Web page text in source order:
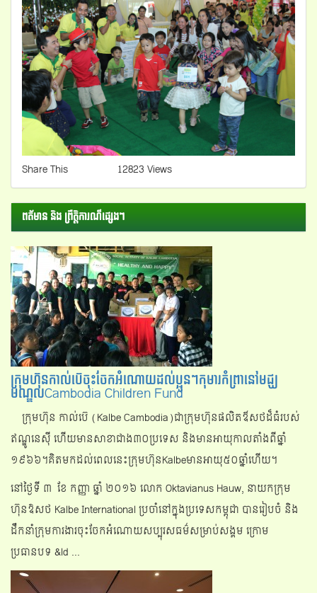
Share This 12823 Views
ពត័មាន និង ព្រឺត្តិការណ៏ផ្សេងៗ
ក្រុមហ៊ុនកាល់ប៊េចុះចែកអំណោយដល់ប្អូនៗកុមារកំព្រានៅមជ្ឃ
មណ្ឌលCambodia Children Fund
ក្រុមហ៊ុន កាល់ប៊េ (Kalbe Cambodia)ជាក្រុមហ៊ុនផលិតឳសថដ៏ធំរបស់
ឥណ្ឌូនេស៊ី ហើយមានសាខាជាង៣០ប្រទេស និង​មានអាយុកាលតាំងពីឆ្នាំ
១៩៦៦។គិតមកដល់ពេលនេះក្រុមហ៊ុនKalbeមានអាយុ៥០ឆ្នាំហើយ។
នៅថ្ងៃទី ​​៣ ​ខែ កញ្ញា ឆ្នាំ ​២០១៦ លោក Oktavianus Hauw, នាយក​ក្រុម
ហ៊ុន​ឱសថ Kalbe International ប្រចាំ​នៅក្នុង​ប្រទេស​កម្ពុជា បានរៀបចំ និង
ដឹកនាំក្រុមការងារចុះចែកអំណោយសប្បុរសធម៌សម្រាប់សង្គម ក្រោម
ប្រធានបទ &ld ...